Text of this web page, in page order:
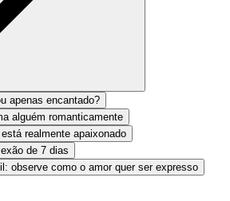
apenas encantado?
alguém romanticamente
realmente apaixonado
de 7 dias
observe como o amor quer ser expresso